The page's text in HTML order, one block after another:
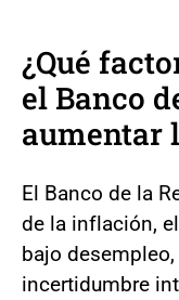
¿Qué
el Banco
aumentar
El Banco de la
de la inflación,
bajo
incertidumbre